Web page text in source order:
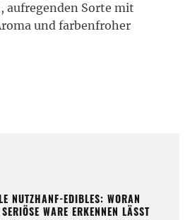
aufregenden Sorte mit
und farbenfroher
NUTZHANF-EDIBLES: WORAN
WARE ERKENNEN LÄSST